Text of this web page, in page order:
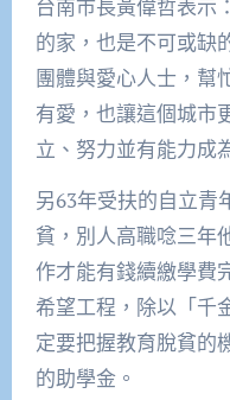
台南市長黃偉哲表示
的家，也是不可或缺
團體與愛心人士，幫
有愛，也讓這個城市
立、努力並有能力成
另63年受扶的自立青
貧，別人高職唸三年
作才能有錢續繳學費
希望工程，除以「千
定要把握教育脫貧的
的助學金。